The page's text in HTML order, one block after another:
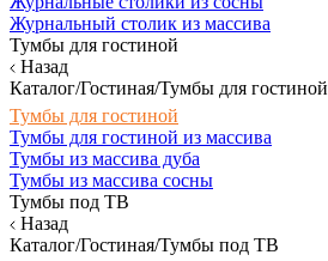
Журнальный столик из массива
Тумбы для гостиной
Назад
Каталог/Гостиная/Тумбы для гостиной
Тумбы для гостиной
Тумбы для гостиной из массива
Тумбы из массива дуба
Тумбы из массива сосны
Тумбы под ТВ
Назад
Каталог/Гостиная/Тумбы под ТВ